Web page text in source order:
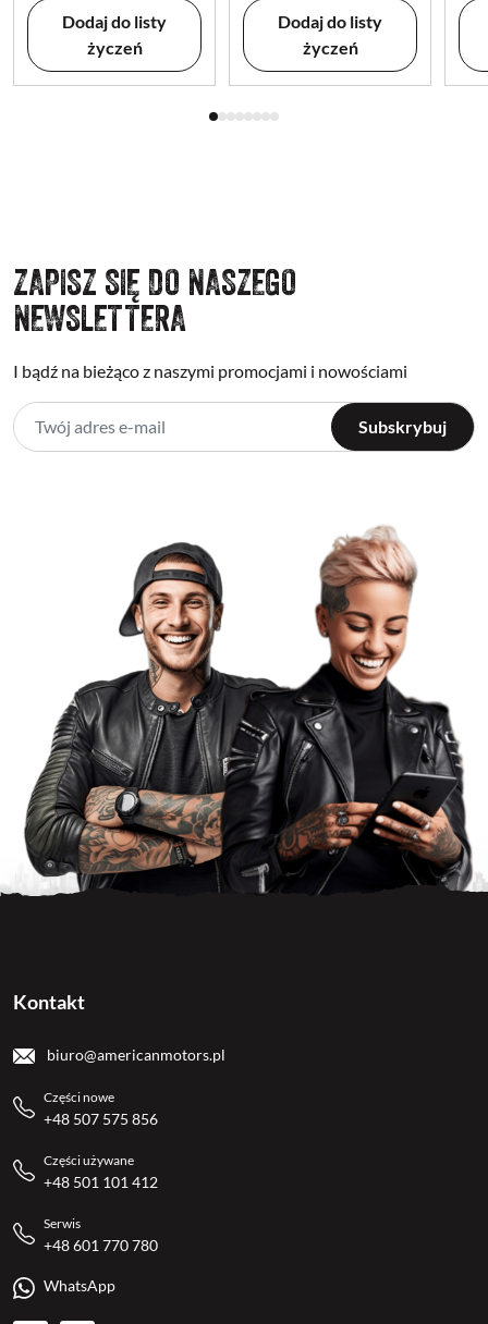
Dodaj do listy
życzeń
Dodaj do listy
życzeń
ZAPISZ SIĘ DO NASZEGO
NEWSLETTERA
I bądź na bieżąco z naszymi promocjami i nowościami
Kontakt
biuro@americanmotors.pl
Części nowe
+48 507 575 856
Części używane
+48 501 101 412
Serwis
+48 601 770 780
WhatsApp